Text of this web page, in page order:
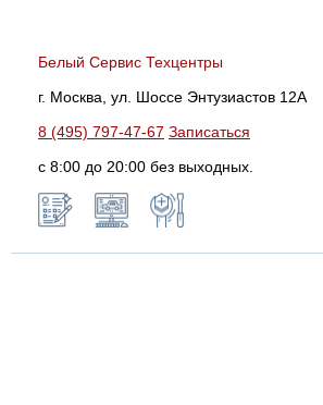
Белый Сервис Техцентры
г. Москва, ул. Шоссе Энтузиастов 12А
8 (495) 797-47-67 Записаться
с 8:00 до 20:00 без выходных.